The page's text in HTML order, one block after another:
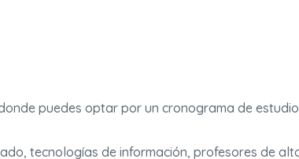
puedes optar por un cronograma de
tecnologías de información, profesores de